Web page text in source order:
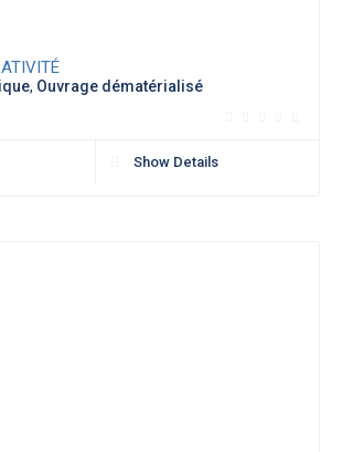
, Ouvrage dématérialisé
Show Details